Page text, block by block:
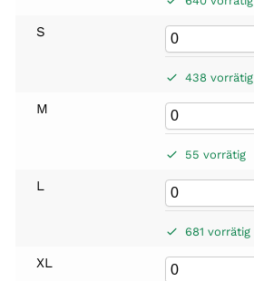
S
438 vorrätig
M
55 vorrätig
L
681 vorrätig
XL